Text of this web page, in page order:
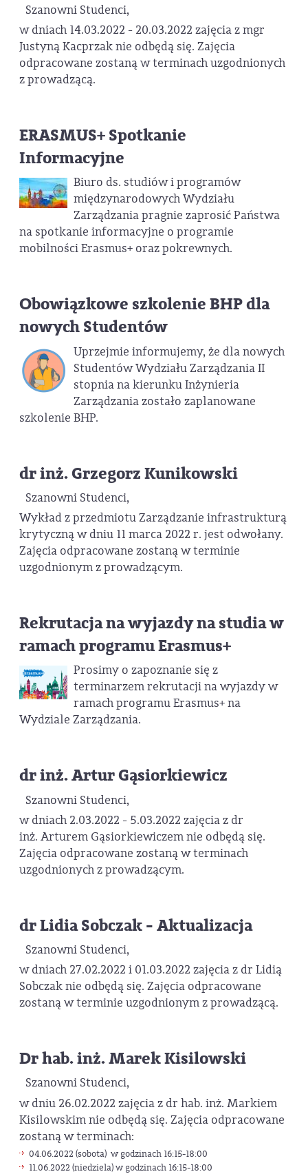
Szanowni Studenci,
w dniach 14.03.2022 - 20.03.2022 zajęcia z mgr
Justyną Kacprzak nie odbędą się. Zajęcia
odpracowane zostaną w terminach uzgodnionych
z prowadzącą.
ERASMUS+ Spotkanie
Informacyjne
Biuro ds. studiów i programów
międzynarodowych Wydziału
Zarządzania pragnie zaprosić Państwa
na spotkanie informacyjne o programie
mobilności Erasmus+ oraz pokrewnych.
Obowiązkowe szkolenie BHP dla
nowych Studentów
Uprzejmie informujemy, że dla nowych
Studentów Wydziału Zarządzania II
stopnia na kierunku Inżynieria
Zarządzania zostało zaplanowane
szkolenie BHP.
dr inż. Grzegorz Kunikowski
Szanowni Studenci,
Wykład z przedmiotu Zarządzanie infrastrukturą
krytyczną w dniu 11 marca 2022 r. jest odwołany.
Zajęcia odpracowane zostaną w terminie
uzgodnionym z prowadzącym.
Rekrutacja na wyjazdy na studia w
ramach programu Erasmus+
Prosimy o zapoznanie się z
terminarzem rekrutacji na wyjazdy w
ramach programu Erasmus+ na
Wydziale Zarządzania.
dr inż. Artur Gąsiorkiewicz
Szanowni Studenci,
w dniach 2.03.2022 - 5.03.2022 zajęcia z dr
inż. Arturem Gąsiorkiewiczem nie odbędą się.
Zajęcia odpracowane zostaną w terminach
uzgodnionych z prowadzącym.
dr Lidia Sobczak - Aktualizacja
Szanowni Studenci,
w dniach 27.02.2022 i 01.03.2022 zajęcia z dr Lidią
Sobczak nie odbędą się. Zajęcia odpracowane
zostaną w terminie uzgodnionym z prowadzącą.
Dr hab. inż. Marek Kisilowski
Szanowni Studenci,
w dniu 26.02.2022 zajęcia z dr hab. inż. Markiem
Kisilowskim nie odbędą się. Zajęcia odpracowane
zostaną w terminach:
04.06.2022 (sobota) w godzinach 16:15-18:00
11.06.2022 (niedziela) w godzinach 16:15-18:00